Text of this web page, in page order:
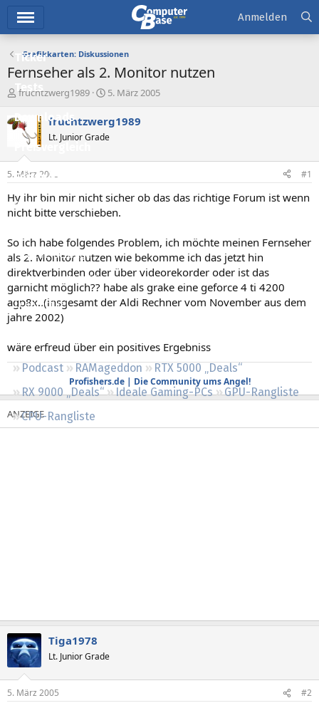
Ticker
Tests
Downloads
Preisvergleich
Forum
Aktuelles
Neue Beiträge
Neueste Aktivitäten
Leserartikel
Podcast RAMageddon
RTX 5000 „Deals“
RX 9000 „Deals“
Ideale Gaming-PCs
GPU-Rangliste
CPU-Rangliste
Anmelden
Grafikkarten: Diskussionen
Fernseher als 2. Monitor nutzen
E
s
t
l
e
r
fruchtzwerg1989
E
s
t
e
t
a
5. März 2005
fruchtzwerg1989
Lt. Junior Grade
5. März 2005 #1
Hy ihr bin mir nicht sicher ob das das richtige Forum ist wenn
nicht bitte verschieben.
So ich habe folgendes Problem, ich möchte meinen Fernseher
als 2. Monitor nutzen wie bekomme ich das jetzt hin
direktverbinden oder über videorekorder oder ist das
garnicht möglich?? habe als grake eine geforce 4 ti 4200
agp8x..(insgesamt der Aldi Rechner vom November aus dem
jahre 2002)
wäre erfreud über ein positives Ergebniss
Profishers.de | Die Community ums Angel!
Tiga1978
Lt. Junior Grade
5. März 2005 #2